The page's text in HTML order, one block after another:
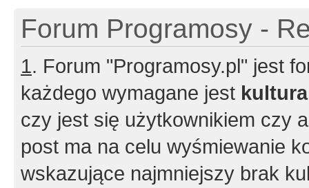
Forum Programosy -
1. Forum "Programosy.pl" jest
każdego wymagane jest
czy jest się użytkownikiem czy
post ma na celu wyśmiewanie
wskazujące najmniejszy brak